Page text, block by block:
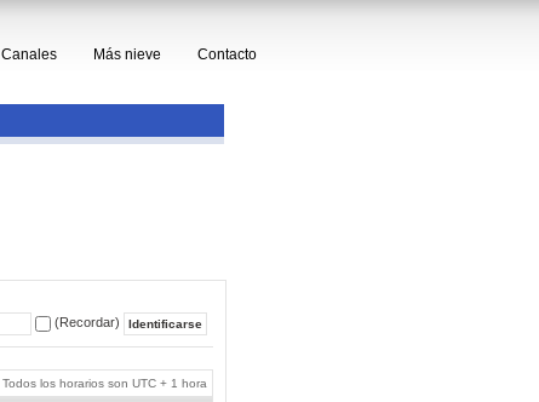
Canales Más nieve Contacto
(Recordar)
Todos los horarios son UTC + 1 hora